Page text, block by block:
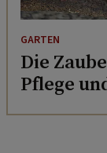
GARTEN
Die
Pflege